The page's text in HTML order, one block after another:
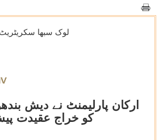
لوک سبھا سکریٹریٹ
ارکان پارلیمنٹ نے دیش
کو خراج عقیدت